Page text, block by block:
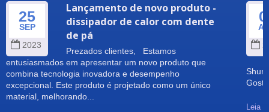
25
SEP
2023
Lançamento de novo produto -
dissipador de calor com dente
de pá
Prezados clientes, Estamos
entusiasmados em apresentar um novo produto que
combina tecnologia inovadora e desempenho
excepcional. Este produto é projetado como um único
material, melhorando...
Shun
Leia